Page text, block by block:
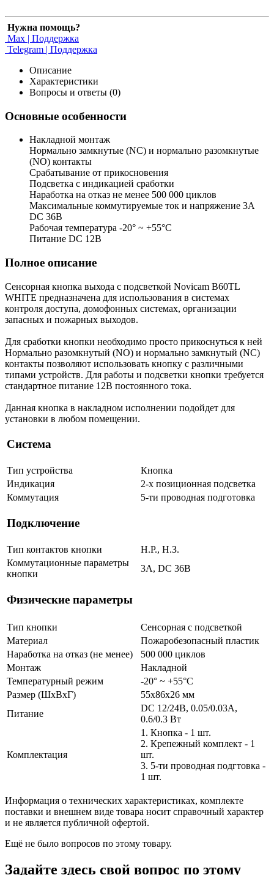
Нужна помощь?
Max | Поддержка
Telegram | Поддержка
Описание
Характеристики
Вопросы и ответы (0)
Основные особенности
Накладной монтаж
Нормально замкнутые (NC) и нормально разомкнутые
(NO) контакты
Срабатывание от прикосновения
Подсветка с индикацией сработки
Наработка на отказ не менее 500 000 циклов
Максимальные коммутируемые ток и напряжение 3А
DC 36В
Рабочая температура -20° ~ +55°С
Питание DC 12В
Полное описание
Сенсорная кнопка выхода с подсветкой Novicam B60TL
WHITE предназначена для использования в системах
контроля доступа, домофонных системах, организации
запасных и пожарных выходов.
Для сработки кнопки необходимо просто прикоснуться к ней
Нормально разомкнутый (NO) и нормально замкнутый (NC)
контакты позволяют использовать кнопку с различными
типами устройств. Для работы и подсветки кнопки требуется
стандартное питание 12В постоянного тока.
Данная кнопка в накладном исполнении подойдет для
установки в любом помещении.
Система
Тип устройства
Кнопка
Индикация
2-х позиционная подсветка
Коммутация
5-ти проводная подготовка
Подключение
Тип контактов кнопки
Н.Р., Н.З.
Коммутационные параметры
кнопки
3А, DC 36В
Физические параметры
Тип кнопки
Сенсорная с подсветкой
Материал
Пожаробезопасный пластик
Наработка на отказ (не менее)
500 000 циклов
Монтаж
Накладной
Температурный режим
-20° ~ +55°С
Размер (ШxВxГ)
55х86х26 мм
Питание
DC 12/24В, 0.05/0.03А,
0.6/0.3 Вт
Комплектация
1. Кнопка - 1 шт.
2. Крепежный комплект - 1
шт.
3. 5-ти проводная подгтовка -
1 шт.
Информация о технических характеристиках, комплекте
поставки и внешнем виде товара носит справочный характер
и не является публичной офертой.
Ещё не было вопросов по этому товару.
Задайте здесь свой вопрос по этому